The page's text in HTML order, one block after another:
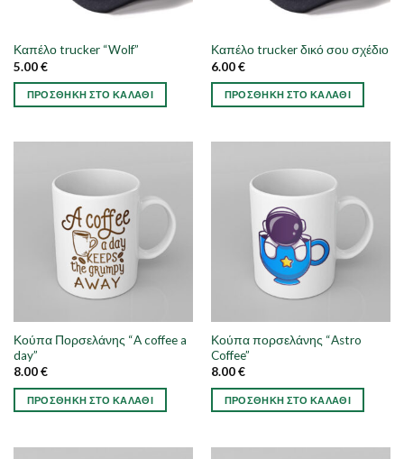
Καπέλο trucker “Wolf”
5.00€
ΠΡΟΣΘΉΚΗ ΣΤΟ ΚΑΛΆΘΙ
πολλαπλές
παραλλαγές.
στη
σελίδα
του
προϊόντος
Καπέλο trucker δικό σου σχέδιο
6.00€
ΠΡΟΣΘΉΚΗ ΣΤΟ ΚΑΛΆΘΙ
πολλαπλές
παραλλαγές.
στη
σελίδα
του
προϊόντος
Κούπα Πορσελάνης “A coffee a
day”
8.00€
ΠΡΟΣΘΉΚΗ ΣΤΟ ΚΑΛΆΘΙ
Κούπα πορσελάνης “Astro
Coffee”
8.00€
ΠΡΟΣΘΉΚΗ ΣΤΟ ΚΑΛΆΘΙ